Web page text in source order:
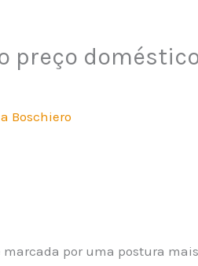
preço
Boschiero
por uma postura